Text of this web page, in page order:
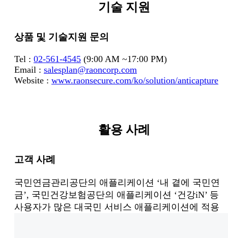
기술 지원
상품 및 기술지원 문의
Tel : 02-561-4545 (9:00 AM ~17:00 PM)
Email : salesplan@raoncorp.com
Website : www.raonsecure.com/ko/solution/anticapture
활용 사례
고객 사례
국민연금관리공단의 애플리케이션 ‘내 곁에 국민연
금’, 국민건강보험공단의 애플리케이션 ‘건강iN’ 등
사용자가 많은 대국민 서비스 애플리케이션에 적용